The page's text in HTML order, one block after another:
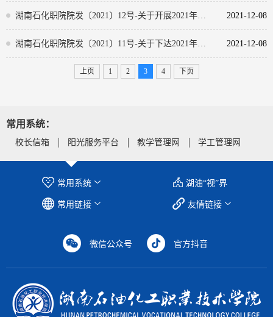
2021-12-08
2021-12-08
上页 1 2 3 4 下页
常用系统：
校长信箱 阳光服务平台 教学管理网 学工管理网
湖油“视”界
常用系统
友情链接
常用链接
微信公众号 官方抖音